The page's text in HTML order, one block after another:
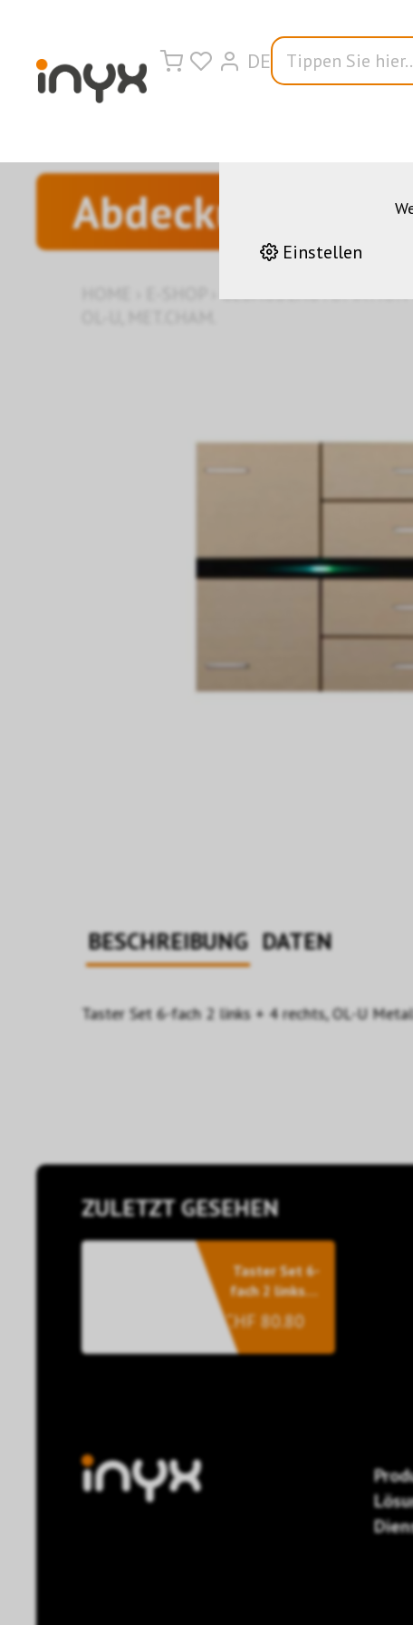
DE
Abdeckung
GEBÄUDEAUTOMATION
BESCHREIBUNG DATEN
Taster Set 6-fach 2 links + 4 rechts, OL-U
ZULETZT GESEHEN
Taster Set 6-
fach 2 links/4
rechts OL-U,
Met.Cham.
CHF 80.80
Wir nutzen auf
korrekten Betrieb
andere helfen uns
Einstellen